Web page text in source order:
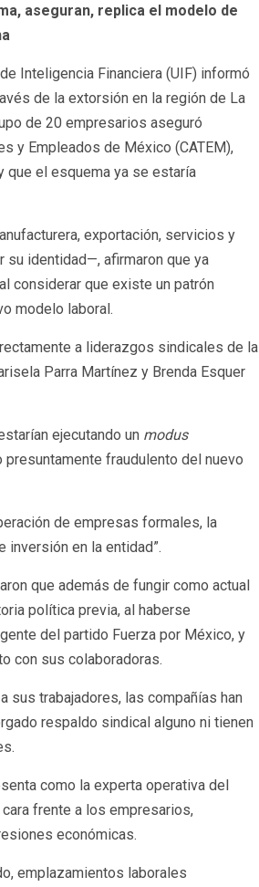
aseguran, replica el modelo de
Inteligencia Financiera (UIF) informó
de la extorsión en la región de La
de 20 empresarios aseguró
y Empleados de México (CATEM),
el esquema ya se estaría
exportación, servicios y
identidad—, afirmaron que ya
considerar que existe un patrón
modelo laboral.
a liderazgos sindicales de la
Parra Martínez y Brenda Esquer
ejecutando un modus
fraudulento del nuevo
de empresas formales, la
en la entidad”.
que además de fungir como actual
política previa, al haberse
del partido Fuerza por México, y
con sus colaboradoras.
sus trabajadores, las compañías han
respaldo sindical alguno ni tienen
como la experta operativa del
frente a los empresarios,
económicas.
emplazamientos laborales